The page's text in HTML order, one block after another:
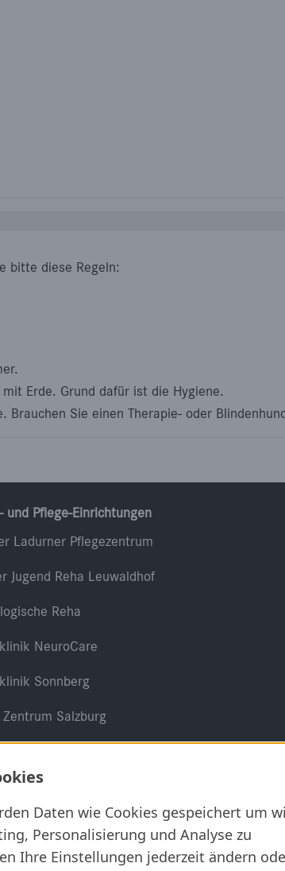
Daten wie Cookies gespeichert um
Personalisierung und Analyse zu
Ihre Einstellungen jederzeit ändern
bitte diese Regeln:
mit Erde. Grund dafür ist die Hygiene.
Sie einen Therapie- oder
und Pflege-Einrichtungen
Ladurner Pflegezentrum
Jugend Reha Leuwaldhof
Reha
NeuroCare
Sonnberg
Zentrum Salzburg